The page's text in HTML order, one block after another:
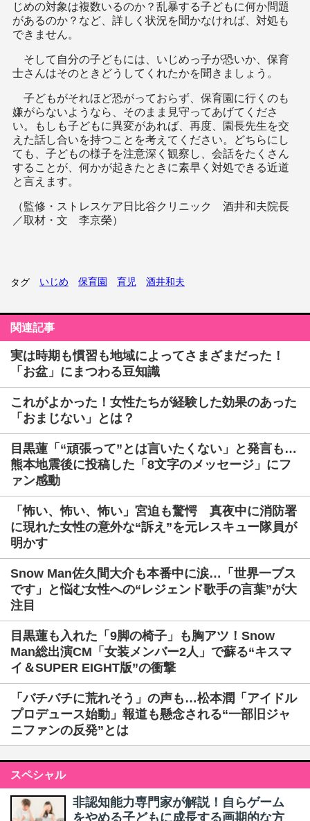
じめの対象は複数いるのか？乱暴する子どもに何か問題
があるのか？など、詳しく状況を聞かなければ、対処も
できません。
そして自分の子どもには、いじめっ子が恐いか、保育
士さんはそのときどうしてくれたかを聞きましょう。
子どもがそれほど恐がっておらず、保育園に行くのも
嫌がらないようなら、そのまま見守ってあげてくださ
い。もしも子どもに異変があれば、再度、園長先生を交
えた話し合いを持つことを考えてください。どちらにし
ても、子どもの様子を注意深く観察し、会話をたくさん
することが、何かが起きたときに素早く対処できる近道
と言えます。
（監修・ストレスケア日比谷クリニック 酒井和夫院長
／取材・文 李京榮）
タグ いじめ 保育園 育児 酒井和夫
関連記事
実は時期も慣習も地域によってさまざまだった！
「お盆」にまつわる豆知識
これがよかった！女性たちが経験した効果のあった
「おまじない」とは？
目黒蓮「“頑張って”とは言いたくない」と発言も…
熊本地震後に投稿した「8文字のメッセージ」にフ
ァン感動
「怖い、怖い、怖い」宮迫も驚愕 真夜中に消防署
に現れた女性の意外な“訴え”を元レスキュー隊員が
明かす
Snow Man佐久間大介も本番中に涙…「世界一ブス
です」と悩む女性への“レジェンド歌手の言葉”が大
注目
目黒蓮も入れた「9脚の椅子」も胸アツ！Snow
Man総出演CM「女装メンバー2人」で蘇る“キスマ
イ＆SUPER EIGHT版”の衝撃
「バチバチに荒れそう」の声も…松本潤「アイドル
プロデュース始動」報道も懸念される“一部旧ジャ
ニファンの反発”とは
スペシャル
非認知能力専門家が解説！自らゲーム
をやめる子どもに成長する画期的な方